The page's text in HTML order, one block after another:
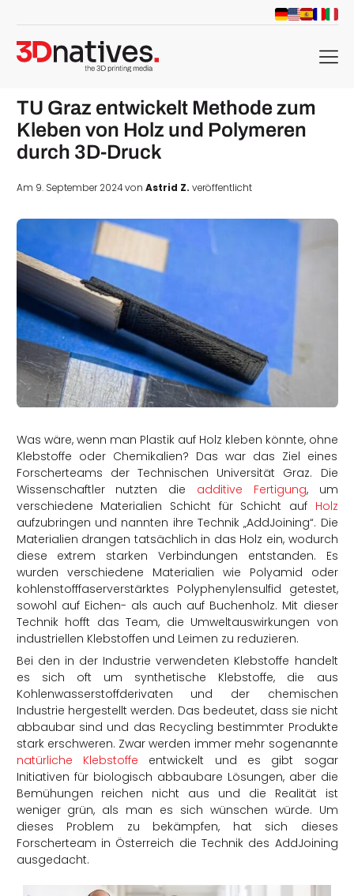
menu
TU Graz entwickelt Methode zum
Kleben von Holz und Polymeren
durch 3D-Druck
Am 9. September 2024 von Astrid Z. veröffentlicht
Was wäre, wenn man Plastik auf Holz kleben könnte, ohne
Klebstoffe oder Chemikalien? Das war das Ziel eines
Forscherteams der Technischen Universität Graz. Die
Wissenschaftler nutzten die additive Fertigung, um
verschiedene Materialien Schicht für Schicht auf Holz
aufzubringen und nannten ihre Technik „AddJoining“. Die
Materialien drangen tatsächlich in das Holz ein, wodurch
diese extrem starken Verbindungen entstanden. Es
wurden verschiedene Materialien wie Polyamid oder
kohlenstofffaserverstärktes Polyphenylensulfid getestet,
sowohl auf Eichen- als auch auf Buchenholz. Mit dieser
Technik hofft das Team, die Umweltauswirkungen von
industriellen Klebstoffen und Leimen zu reduzieren.
Bei den in der Industrie verwendeten Klebstoffe handelt
es sich oft um synthetische Klebstoffe, die aus
Kohlenwasserstoffderivaten und der chemischen
Industrie hergestellt werden. Das bedeutet, dass sie nicht
abbaubar sind und das Recycling bestimmter Produkte
stark erschweren. Zwar werden immer mehr sogenannte
natürliche Klebstoffe entwickelt und es gibt sogar
Initiativen für biologisch abbaubare Lösungen, aber die
Bemühungen reichen nicht aus und die Realität ist
weniger grün, als man es sich wünschen würde. Um
dieses Problem zu bekämpfen, hat sich dieses
Forscherteam in Österreich die Technik des AddJoining
ausgedacht.